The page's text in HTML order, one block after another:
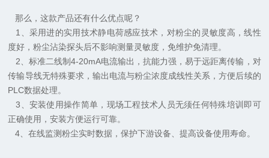
那么，这款产品还有什么优点呢？
1、采用进的实用技术静电荷感应技术，对粉尘的灵敏度高，线性
度好，粉尘沾染探头后不影响测量灵敏度，免维护免清理。
2、标准二线制4-20mA电流输出，抗能力强，易于远距离传输，对
传输导线无特殊要求，输出电流与粉尘浓度成线性关系，方便后续的
PLC数据处理。
3、安装使用操作简单，现场工程技术人员无须任何特殊培训即可
正确使用，安装方便运行可靠。
4、在线监测粉尘实时数据，保护下游设备、提高设备使用寿命。